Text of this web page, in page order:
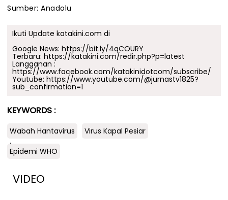
Sumber: Anadolu
Ikuti Update katakini.com di
Google News: https://bit.ly/4qCOURY
Terbaru: https://katakini.com/redir.php?p=latest
Langganan :
https://www.facebook.com/katakinidotcom/subscribe/
Youtube: https://www.youtube.com/@jurnastv1825?
sub_confirmation=1
KEYWORDS :
Wabah Hantavirus
Virus Kapal Pesiar
.
Epidemi WHO
VIDEO